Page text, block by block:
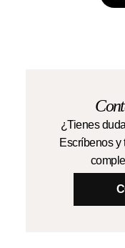
¿Tienes
Escríbenos y